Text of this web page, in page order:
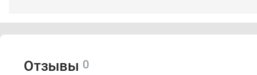
Отзывы 0